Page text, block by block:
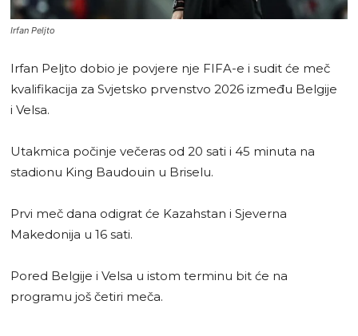
Irfan Peljto
Irfan Peljto dobio je povjere nje FIFA-e i sudit će meč
kvalifikacija za Svjetsko prvenstvo 2026 između Belgije
i Velsa.
Utakmica počinje večeras od 20 sati i 45 minuta na
stadionu King Baudouin u Briselu.
Prvi meč dana odigrat će Kazahstan i Sjeverna
Makedonija u 16 sati.
Pored Belgije i Velsa u istom terminu bit će na
programu još četiri meča.